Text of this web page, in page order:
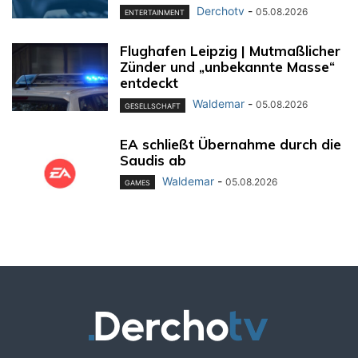
ENTERTAINMENT Derchotv - 05.08.2026
Flughafen Leipzig | Mutmaßlicher
Zünder und „unbekannte Masse“
entdeckt
GESELLSCHAFT Waldemar - 05.08.2026
EA schließt Übernahme durch die
Saudis ab
GAMES Waldemar - 05.08.2026